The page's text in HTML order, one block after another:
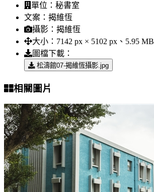
單位： 秘書室
文案： 揭維恆
攝影： 揭維恆
大小： 7142 px × 5102 px、5.95 MB
圖檔下載：
松濤館07-揭維恆攝影.jpg
相關圖片